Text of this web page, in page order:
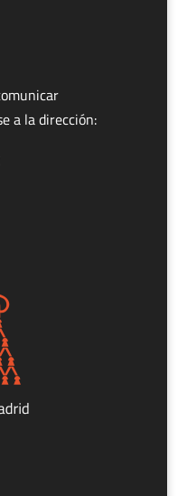
a la dirección: